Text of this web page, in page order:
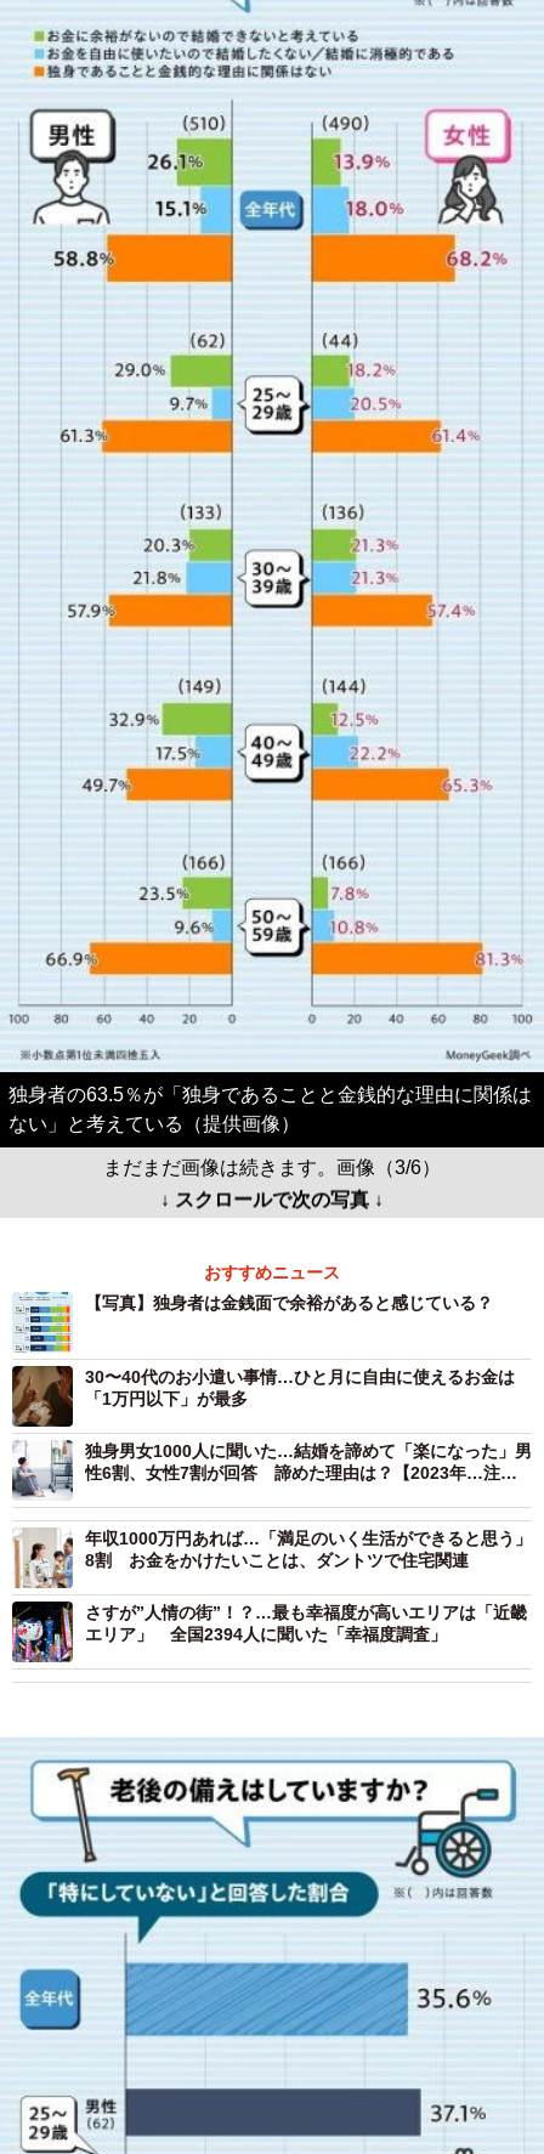
独身者の63.5％が「独身であることと金銭的な理由に関係は
ない」と考えている（提供画像）
まだまだ画像は続きます。画像（3/6）
↓ スクロールで次の写真 ↓
おすすめニュース
【写真】独身者は金銭面で余裕があると感じている？
30〜40代のお小遣い事情…ひと月に自由に使えるお金は
「1万円以下」が最多
独身男女1000人に聞いた…結婚を諦めて「楽になった」男
性6割、女性7割が回答 諦めた理由は？【2023年…注目
年収1000万円あれば…「満足のいく生活ができると思う」
8割 お金をかけたいことは、ダントツで住宅関連
さすが”人情の街”！？…最も幸福度が高いエリアは「近畿
エリア」 全国2394人に聞いた「幸福度調査」